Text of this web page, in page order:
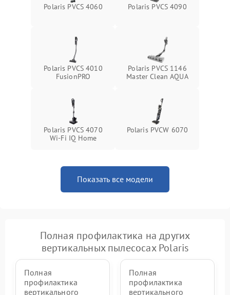
Повреждение системы
Polaris PVCS 4060 Polaris PVCS 4090
Polaris PVCS 4010
FusionPRO
Polaris PVCS 1146
Master Clean AQUA
Polaris PVCS 4070
Wi-Fi IQ Home
Polaris PVCW 6070
Показать все модели
Полная профилактика на других
вертикальных пылесосах Polaris
Полная
профилактика
вертикального
Полная
профилактика
вертикального